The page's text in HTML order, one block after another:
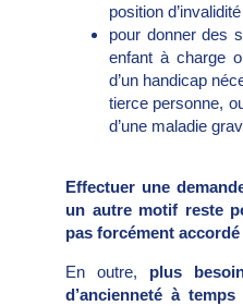
position
pour donner des
enfant à charge
d’un handicap
tierce personne,
d’une maladie
Effectuer une
un autre motif reste
pas forcément accordé
En outre, plus
d’ancienneté à